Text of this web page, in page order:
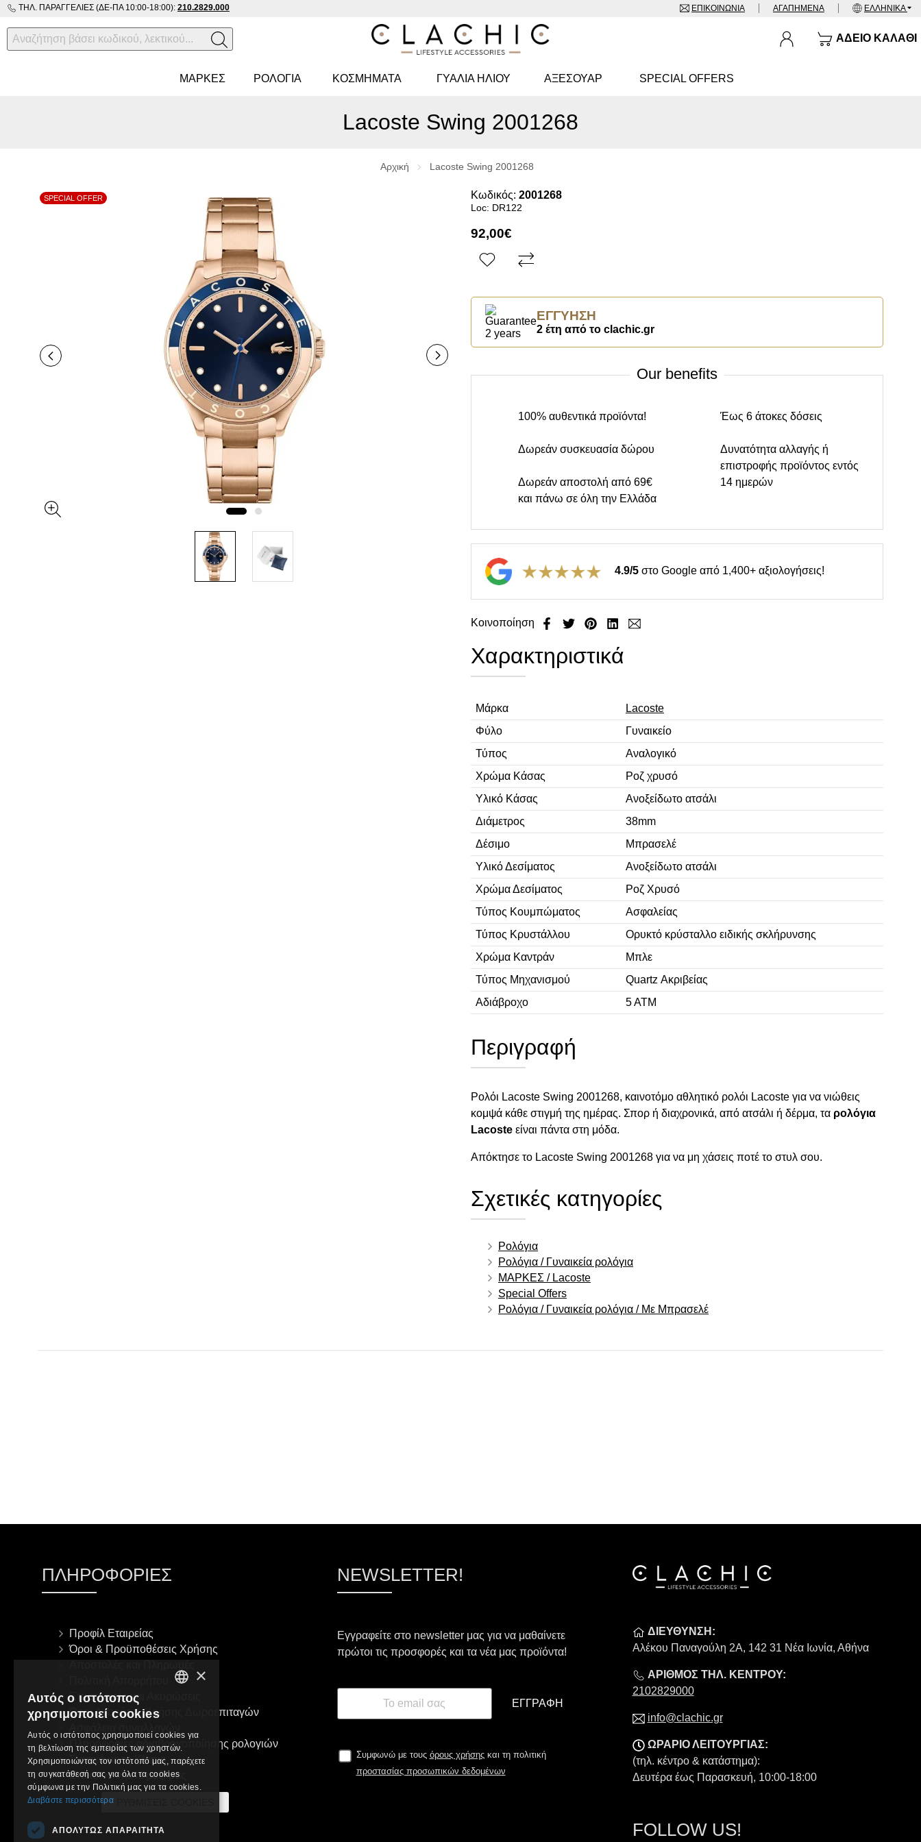
ΤΗΛ. ΠΑΡΑΓΓΕΛΊΕΣ (ΔΕ-ΠΑ 10:00-18:00): 210.2829.000 ΕΠΙΚΟΙΝΩΝΊΑ ΑΓΑΠΗΜΈΝΑ ΕΛΛΗΝΙΚΆ
ΆΔΕΙΟ ΚΑΛΆΘΙ
ΜΑΡΚΕΣ ΡΟΛΌΓΙΑ ΚΟΣΜΉΜΑΤΑ ΓΥΑΛΙΆ ΗΛΊΟΥ ΑΞΕΣΟΥΑΡ SPECIAL OFFERS
Lacoste Swing 2001268
Αρχική Lacoste Swing 2001268
SPECIAL OFFER Κωδικός: 2001268
Loc: DR122
92,00€
ΕΓΓΎΗΣΗ
2 έτη από το clachic.gr
Our benefits
100% αυθεντικά προϊόντα!
Δωρεάν συσκευασία δώρου
Δωρεάν αποστολή από 69€
και πάνω σε όλη την Ελλάδα
Έως 6 άτοκες δόσεις
Δυνατότητα αλλαγής ή
επιστροφής προϊόντος εντός
14 ημερών
4.9/5 στο Google από 1,400+ αξιολογήσεις!
Κοινοποίηση
Χαρακτηριστικά
Μάρκα
Lacoste
Φύλο
Γυναικείο
Τύπος
Αναλογικό
Χρώμα Κάσας
Ροζ χρυσό
Υλικό Κάσας
Ανοξείδωτο ατσάλι
Διάμετρος
38mm
Δέσιμο
Μπρασελέ
Υλικό Δεσίματος
Ανοξείδωτο ατσάλι
Χρώμα Δεσίματος
Ροζ Χρυσό
Τύπος Κουμπώματος
Ασφαλείας
Τύπος Κρυστάλλου
Ορυκτό κρύσταλλο ειδικής σκλήρυνσης
Χρώμα Καντράν
Μπλε
Τύπος Μηχανισμού
Quartz Ακριβείας
Αδιάβροχο
5 ΑΤΜ
Περιγραφή
Ρολόι Lacoste Swing 2001268, καινοτόμο αθλητικό ρολόι Lacoste για να νιώθεις
κομψά κάθε στιγμή της ημέρας. Σπορ ή διαχρονικά, από ατσάλι ή δέρμα, τα ρολόγια
Lacoste είναι πάντα στη μόδα.
Απόκτησε το Lacoste Swing 2001268 για να μη χάσεις ποτέ το στυλ σου.
Σχετικές κατηγορίες
Ρολόγια
Ρολόγια / Γυναικεία ρολόγια
ΜΑΡΚΕΣ / Lacoste
Special Offers
Ρολόγια / Γυναικεία ρολόγια / Με Μπρασελέ
ΠΛΗΡΟΦΟΡΊΕΣ
Προφίλ Εταιρείας
Όροι & Προϋποθέσεις Χρήσης
Επιστροφές και Ακυρώσεις
Όροι Αγοράς & Χρήσης Δωροεπιταγών
Πληροφορίες αδιαβροχοποίησης ρολογιών
Σχετικά με τη Klarna
Επικοινωνήστε μαζί μας
NEWSLETTER!
Εγγραφείτε στο newsletter μας για να μαθαίνετε
πρώτοι τις προσφορές και τα νέα μας προϊόντα!
ΕΓΓΡΑΦΉ
Συμφωνώ με τους όρους χρήσηςκαι τη πολιτική
προστασίας προσωπικών δεδομένων
ΔΙΕΥΘΥΝΣΗ:
Αλέκου Παναγούλη 2Α, 142 31 Νέα Ιωνία, Αθήνα
ΑΡΙΘΜΟΣ ΤΗΛ. ΚΕΝΤΡΟΥ:
2102829000
info@clachic.gr
ΩΡΑΡΙΟ ΛΕΙΤΟΥΡΓΙΑΣ:
(τηλ. κέντρο & κατάστημα):
Δευτέρα έως Παρασκευή, 10:00-18:00
FOLLOW US!
×
Αυτός ο ιστότοπος
χρησιμοποιεί cookies
Αυτός ο ιστότοπος χρησιμοποιεί cookies για
τη βελτίωση της εμπειρίας των χρηστών.
Χρησιμοποιώντας τον ιστότοπό μας, παρέχετε
τη συγκατάθεσή σας για όλα τα cookies
σύμφωνα με την Πολιτική μας για τα cookies.
Διαβάστε περισσότερα
ΑΠΟΛΎΤΩΣ ΑΠΑΡΑΊΤΗΤΑ